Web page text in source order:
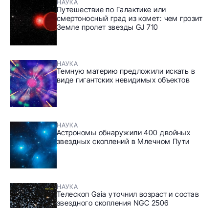
НАУКА
Путешествие по Галактике или
смертоносный град из комет: чем грозит
Земле пролет звезды GJ 710
НАУКА
Темную материю предложили искать в
виде гигантских невидимых объектов
НАУКА
Астрономы обнаружили 400 двойных
звездных скоплений в Млечном Пути
НАУКА
Телескоп Gaia уточнил возраст и состав
звездного скопления NGC 2506